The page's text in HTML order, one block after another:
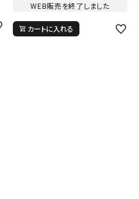
WEB販売を終了しました
カートに入れる